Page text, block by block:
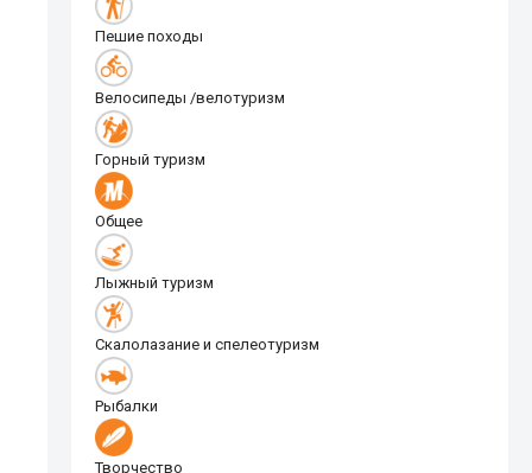
Пешие походы
Велосипеды /велотуризм
Горный туризм
Общее
Лыжный туризм
Скалолазание и спелеотуризм
Рыбалки
Творчество